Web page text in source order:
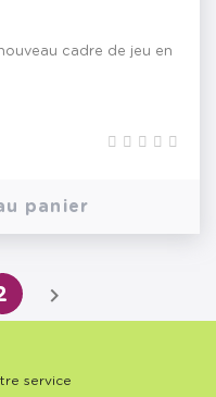
cadre de jeu en
panier

service